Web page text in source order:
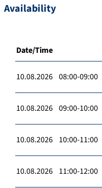
Availability
Date/Time
10.08.2026 08:00-09:00
10.08.2026 09:00-10:00
10.08.2026 10:00-11:00
10.08.2026 11:00-12:00